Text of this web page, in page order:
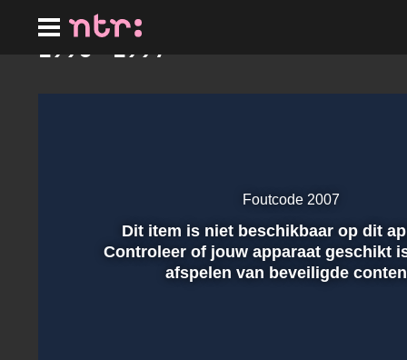
hoofdinhoud
1996 - 1997
Afspelen
Foutcode 2007
Dit item is niet beschikbaar op dit
Controleer of jouw apparaat geschikt
afspelen van beveiligde